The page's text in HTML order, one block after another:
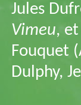
Jules
Vimeu,
Fouquet
Dulphy,